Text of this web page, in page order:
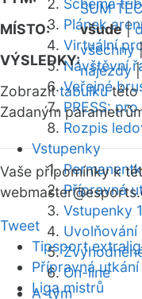
Schéma
Plánek
Virtuální
Návštěvní
Veřejné
PRESS:
Rozpis
Vstupenky
Přípravná
Vstupenky
Uvolňování
On-line
A-tým
SUM
MÍSTO:
všude|
VÝSLEDKY:
všechny
nájezdy
Zobrazittabulkutéto
Zadaným
Vaše připomínky k
webmaster
Tweet
Tipsport
Přípravná utkání
Liga mistrů